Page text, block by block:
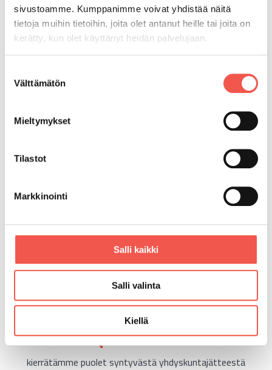
sivustoamme. Kumppanimme voivat yhdistää näitä
tietoja muihin tietoihin, joita olet antanut heille tai joita on
kerätty, kun olet käyttänyt heidän palvelujaan.
valinta
Välttämätön
Mieltymykset
Tilastot
Markkinointi
Salli kaikki
Salli valinta
Kiellä
40kpl
60%
koostuu erilaisista pakkauksista
2020
kierrätämme puolet syntyvästä yhdyskuntajätteestä